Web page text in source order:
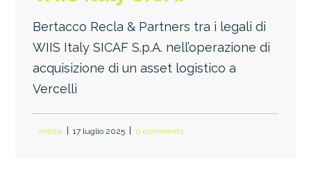
Bertacco Recla & Partners tra i legali di
WIIS Italy SICAF S.p.A. nell’operazione di
acquisizione di un asset logistico a
Vercelli
media 17 luglio 2025 0 comments